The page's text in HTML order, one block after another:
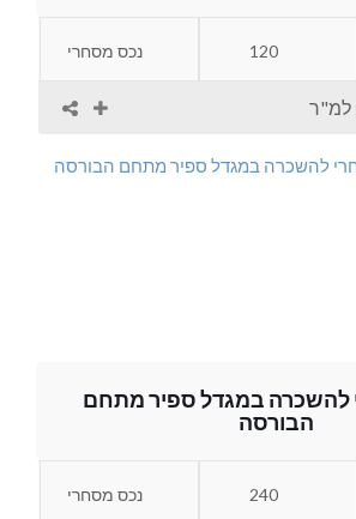
120 נכס מסחרי
במגדל ספיר מתחם
הבורסה
240 נכס מסחרי